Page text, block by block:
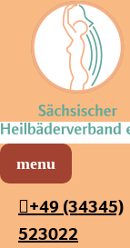
Sächsischer
+49 (34345)
523022